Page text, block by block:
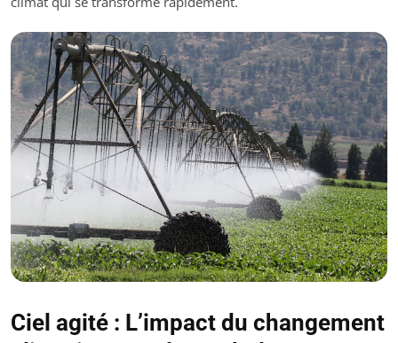
Ciel agité : L’impact du changement